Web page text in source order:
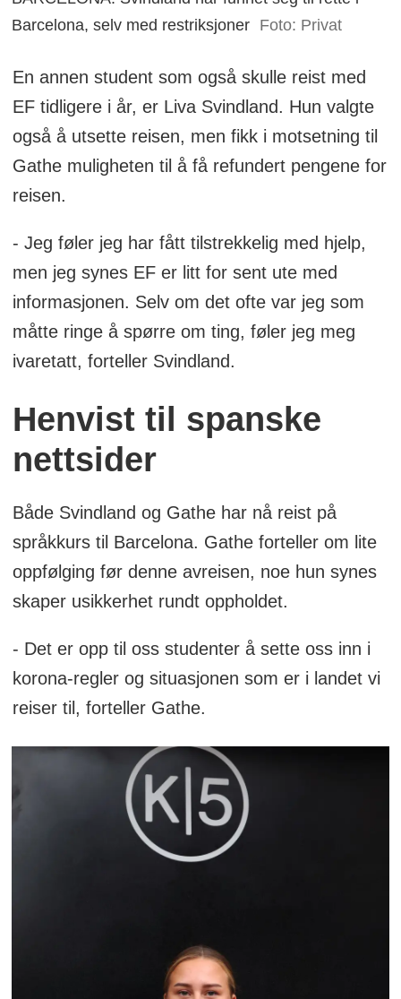
Barcelona, selv med restriksjoner Foto: Privat
En annen student som også skulle reist med
EF tidligere i år, er Liva Svindland. Hun valgte
også å utsette reisen, men fikk i motsetning til
Gathe muligheten til å få refundert pengene for
reisen.
- Jeg føler jeg har fått tilstrekkelig med hjelp,
men jeg synes EF er litt for sent ute med
informasjonen. Selv om det ofte var jeg som
måtte ringe å spørre om ting, føler jeg meg
ivaretatt, forteller Svindland.
Henvist til spanske
nettsider
Både Svindland og Gathe har nå reist på
språkkurs til Barcelona. Gathe forteller om lite
oppfølging før denne avreisen, noe hun synes
skaper usikkerhet rundt oppholdet.
- Det er opp til oss studenter å sette oss inn i
korona-regler og situasjonen som er i landet vi
reiser til, forteller Gathe.